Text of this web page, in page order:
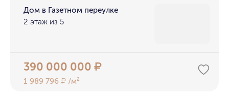
Дом в Газетном переулке
2 этаж из 5
390 000 000₽
1 989 796₽ /м²